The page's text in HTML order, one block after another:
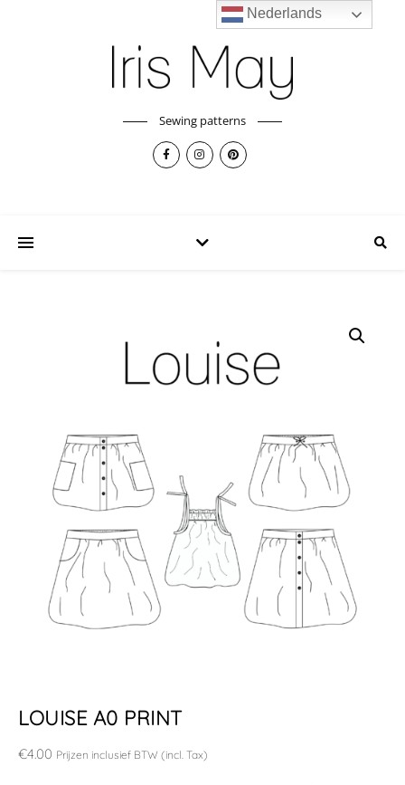
Sewing patterns
LOUISE A0 PRINT
€4.00 Prijzen inclusief BTW (incl. Tax)
Nederlands